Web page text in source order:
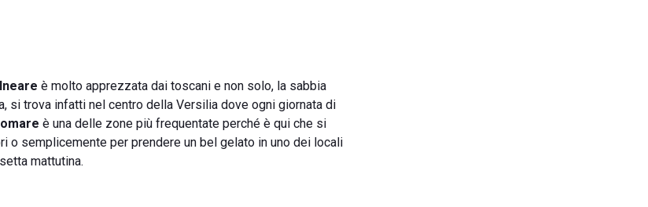
è molto apprezzata dai toscani e non solo, la sabbia
si trova infatti nel centro della Versilia dove ogni giornata di
è una delle zone più frequentate perché è qui che si
o semplicemente per prendere un bel gelato in uno dei locali
mattutina.